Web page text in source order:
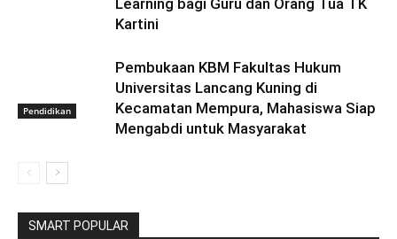
Kartini
Pendidikan
Pembukaan KBM Fakultas Hukum
Universitas Lancang Kuning di
Kecamatan Mempura, Mahasiswa Siap
Mengabdi untuk Masyarakat
SMART POPULAR